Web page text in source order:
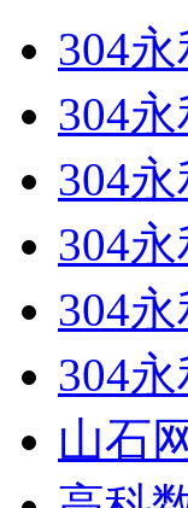
304
304
304
304
304
304
山石